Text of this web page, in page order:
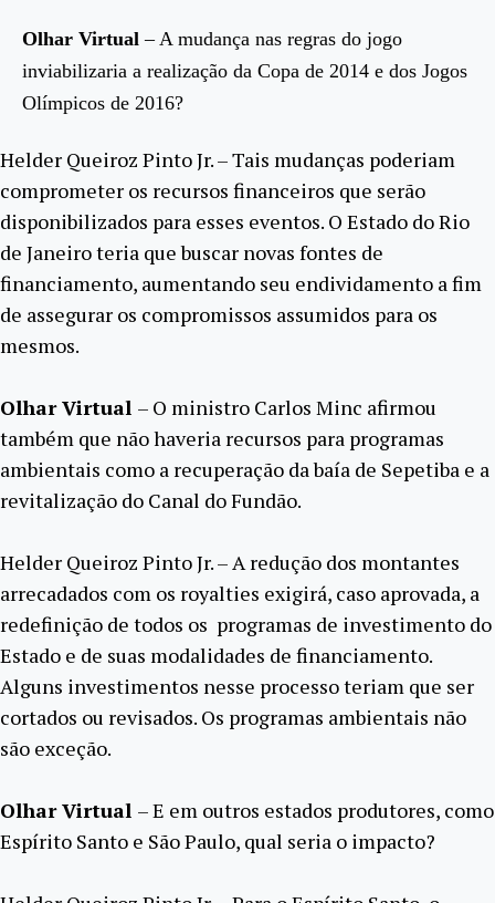
Olhar Virtual– A mudança nas regras do jogo
inviabilizaria a realização da Copa de 2014 e dos Jogos
Olímpicos de 2016?
Helder Queiroz Pinto Jr. – Tais mudanças poderiam
comprometer os recursos financeiros que serão
disponibilizados para esses eventos. O Estado do Rio
de Janeiro teria que buscar novas fontes de
financiamento, aumentando seu endividamento a fim
de assegurar os compromissos assumidos para os
mesmos.
Olhar Virtual – O ministro Carlos Minc afirmou
também que não haveria recursos para programas
ambientais como a recuperação da baía de Sepetiba e a
revitalização do Canal do Fundão.
Helder Queiroz Pinto Jr. – A redução dos montantes
arrecadados com os royalties exigirá, caso aprovada, a
redefinição de todos os programas de investimento do
Estado e de suas modalidades de financiamento.
Alguns investimentos nesse processo teriam que ser
cortados ou revisados. Os programas ambientais não
são exceção.
Olhar Virtual – E em outros estados produtores, como
Espírito Santo e São Paulo, qual seria o impacto?